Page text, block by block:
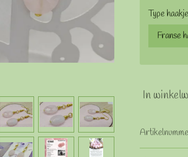
Type
In